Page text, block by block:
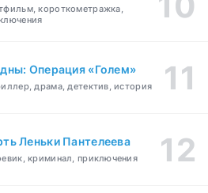
короткометражка,
Операция «Голем»
драма, детектив, история
Леньки Пантелеева
криминал, приключения